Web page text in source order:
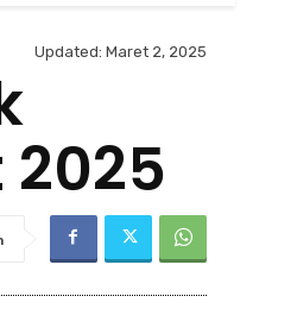
Updated: Maret 2, 2025